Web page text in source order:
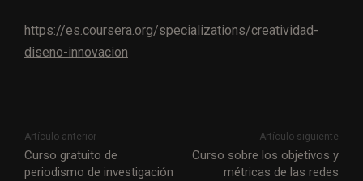
https://es.coursera.org/specializations/creatividad-
diseno-innovacion
Artículo anterior
Curso gratuito de
periodismo de investigación
Artículo siguiente
Curso sobre los objetivos y
métricas de las redes